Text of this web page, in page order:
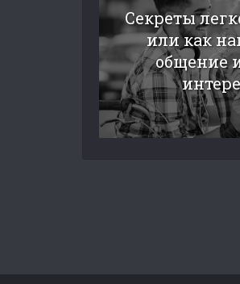
Секреты
или как
общение